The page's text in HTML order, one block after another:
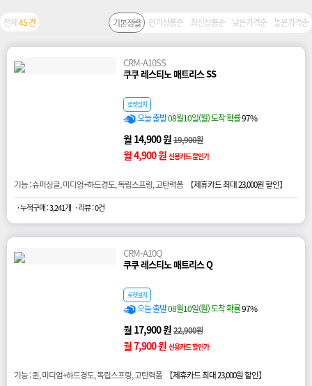
전체45 건 기본정렬 인기상품순 최신상품순 낮은가격순 높은가격순
CRM-A10SS
쿠쿠 레스티노 매트리스 SS
로켓설치
오늘 출발08월10일(월) 도착 확률97%
월 14,900 원19,900원
월 4,900 원 신용카드 할인가
기능 : 슈퍼싱글, 미디엄+하드경도, 독립스프링, 고탄력폼 【제휴카드 최대 23,000원 할인】
· 누적구매 : 3,241개 · 리뷰 : 0건
CRM-A10Q
쿠쿠 레스티노 매트리스 Q
로켓설치
오늘 출발08월10일(월) 도착 확률97%
월 17,900 원22,900원
월 7,900 원 신용카드 할인가
기능 : 퀸, 미디엄+하드경도, 독립스프링, 고탄력폼 【제휴카드 최대 23,000원 할인】